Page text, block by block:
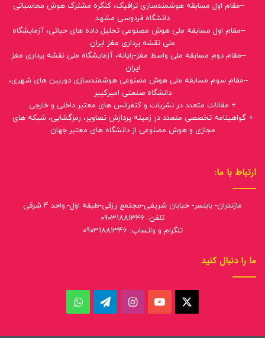
--مقام اول مسابقه هوشمندسازی ترافیک، کنگره مشترک هوش محاسباتی
دانشگاه فردوسی مشهد
--مقام اول مسابقه ملی هوش مصنوعی تحلیل داده های حیاتی، آزمایشگاه
ملی نقشه برداری مغز ایران
--مقام دوم مسابقه ملی واسط مغز-رایانه، آزمایشگاه ملی نقشه برداری مغز
ایران
--مقام سوم مسابقه ملی هوش مصنوعی هوشمندسازی دوربین های شهری،
دانشگاه صنعتی امیرکبیر
+ مقالات متعدد در نشریات و کنفرانس های معتبر داخلی و خارجی
+ گواهینامه تخصصی متعدد در زمینه پردازش تصاویر، رمزگشایی، شبکه های
مجازی و هوش مصنوعی از دانشگاه های معتبر جهان
ارتباط با ما:
مازندران- بابلسر- خیابان شریفی-مجتمع رزقی-طبقه اول- واحد 4 شرقی
تلفن: 09031881346
تلگرام و واتساپ: 09031881346
ما را دنبال کنید
ایکس یوتیوب اینستاگرام
تلگرام